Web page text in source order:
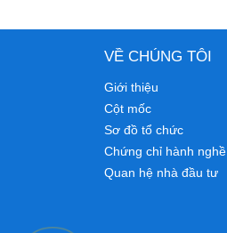
VỀ CHÚNG TÔI
Giới thiệu
Cột mốc
Sơ đồ tổ chức
Chứng chỉ hành nghề
Quan hệ nhà đầu tư